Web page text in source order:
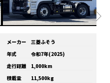
メーカー
三菱ふそう
年式
令和7年(2025)
走行距離
1,000km
積載量
11,500kg